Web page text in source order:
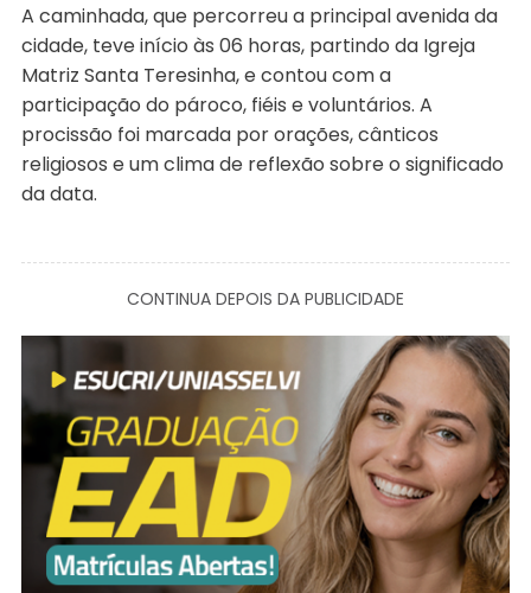
A caminhada, que percorreu a principal avenida da
cidade, teve início às 06 horas, partindo da Igreja
Matriz Santa Teresinha, e contou com a
participação do pároco, fiéis e voluntários. A
procissão foi marcada por orações, cânticos
religiosos e um clima de reflexão sobre o significado
da data.
CONTINUA DEPOIS DA PUBLICIDADE